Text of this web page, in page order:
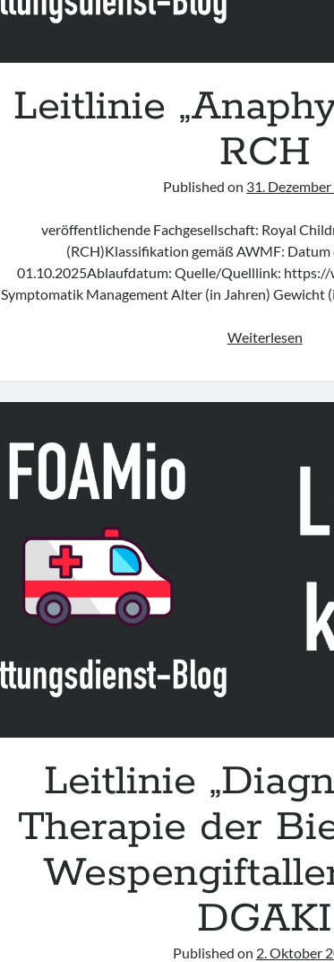
Leitlinie
RCH
Published on 31.
veröffentlichende Fachgesellschaft: Royal
(RCH)Klassifikation gemäß AWMF:
01.10.2025Ablaufdatum: Quelle/Quelllink:
Symptomatik Management Alter (in Jahren) Gewicht
Weiterlesen
RCH
Leitlinie
Therapie der
DGAKI
Published on 2. Oktober